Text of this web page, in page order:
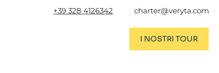
charter@veryta.com
+39 328 4126342
I NOSTRI TOUR